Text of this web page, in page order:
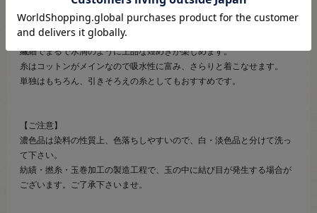
【商品の説明】
直径約1mmの極小スパンコールを通し、リリヤーン状に仕立てた糸で
す。
繊細でまるで水滴のように上品な煌めきが楽しめます。
糸はコットンがメインなので吸水性に富み、さらりと着こなせます。
単独はもちろん、引きそろえの糸としてもおすすめです。
【ご注意】
濃色品は染料の性質上、色落ちしやすいので、白・淡色品と分けて洗っ
て下さい。
紡績・撚糸・玉巻加工の製造工程で、玉の中に結び目が発生する場合が
ございます。ご了承下さいませ。